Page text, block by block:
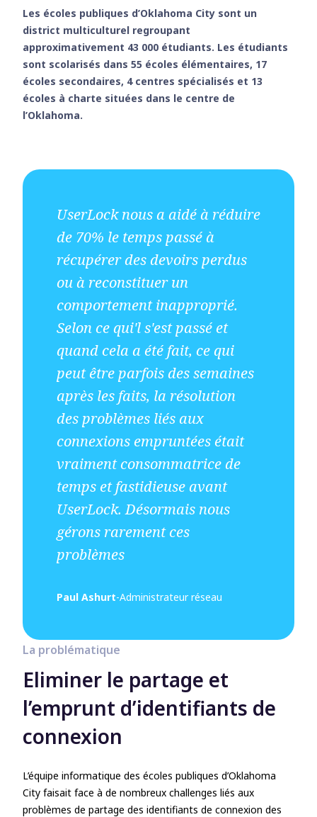
Les écoles publiques d’Oklahoma City sont un
district multiculturel regroupant
approximativement 43 000 étudiants. Les étudiants
sont scolarisés dans 55 écoles élémentaires, 17
écoles secondaires, 4 centres spécialisés et 13
écoles à charte situées dans le centre de
l’Oklahoma.
UserLock nous a aidé à réduire
de 70% le temps passé à
récupérer des devoirs perdus
ou à reconstituer un
comportement inapproprié.
Selon ce qui'l s'est passé et
quand cela a été fait, ce qui
peut être parfois des semaines
après les faits, la résolution
des problèmes liés aux
connexions empruntées était
vraiment consommatrice de
temps et fastidieuse avant
UserLock. Désormais nous
gérons rarement ces
problèmes
Paul Ashurt-Administrateur réseau
La problématique
Eliminer le partage et
l’emprunt d’identifiants de
connexion
L’équipe informatique des écoles publiques d’Oklahoma
City faisait face à de nombreux challenges liés aux
problèmes de partage des identifiants de connexion des